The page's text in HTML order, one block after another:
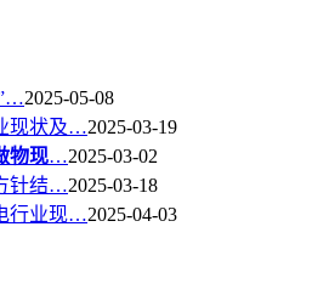
2025-05-08
现状及…2025-03-19
物现…2025-03-02
针结…2025-03-18
行业现…2025-04-03